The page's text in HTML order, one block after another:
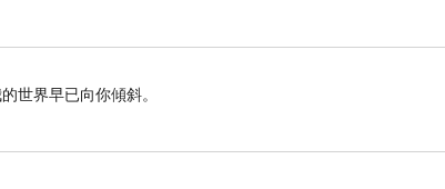
世界早已向你傾斜。